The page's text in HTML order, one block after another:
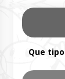
Que